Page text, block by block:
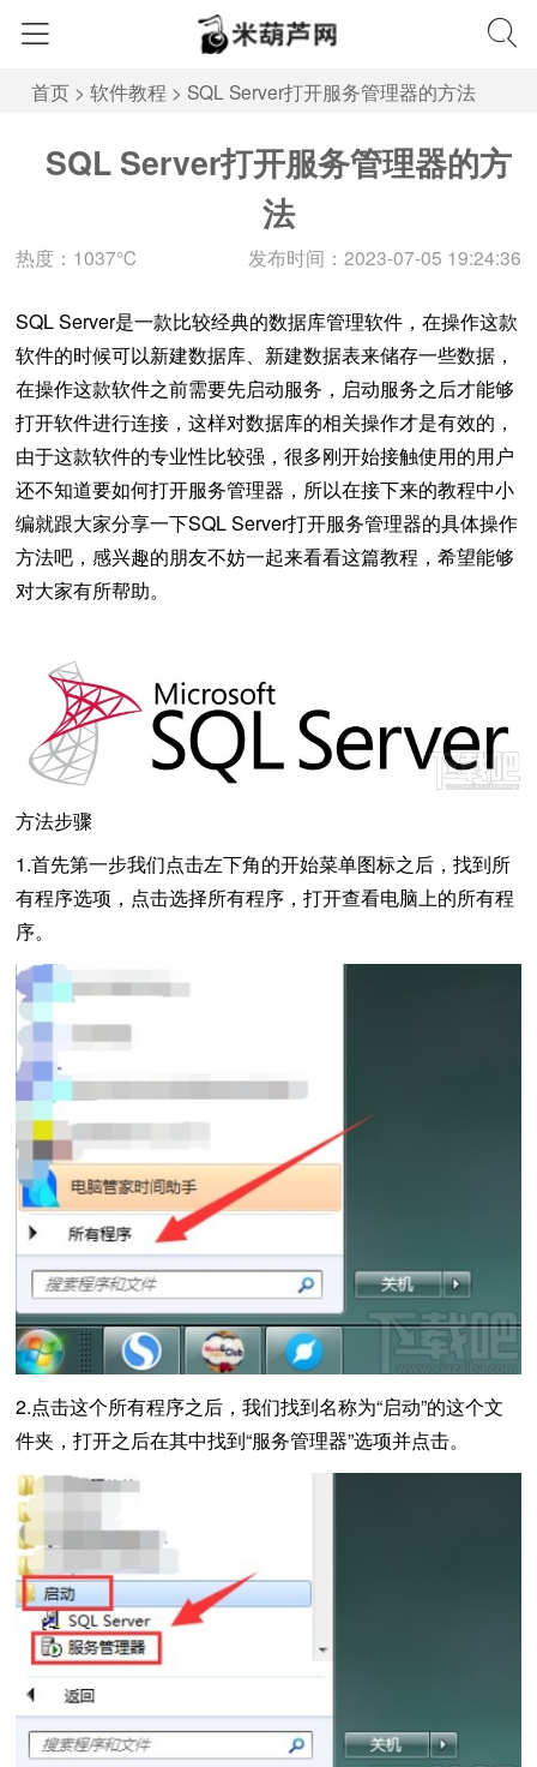
首页 > 软件教程 > SQL Server打开服务管理器的方法
SQL Server打开服务管理器的方
法
热度：1037℃ 发布时间：2023-07-05 19:24:36
SQL Server是一款比较经典的数据库管理软件，在操作这款
软件的时候可以新建数据库、新建数据表来储存一些数据，
在操作这款软件之前需要先启动服务，启动服务之后才能够
打开软件进行连接，这样对数据库的相关操作才是有效的，
由于这款软件的专业性比较强，很多刚开始接触使用的用户
还不知道要如何打开服务管理器，所以在接下来的教程中小
编就跟大家分享一下SQL Server打开服务管理器的具体操作
方法吧，感兴趣的朋友不妨一起来看看这篇教程，希望能够
对大家有所帮助。
方法步骤
1.首先第一步我们点击左下角的开始菜单图标之后，找到所
有程序选项，点击选择所有程序，打开查看电脑上的所有程
序。
2.点击这个所有程序之后，我们找到名称为“启动”的这个文
件夹，打开之后在其中找到“服务管理器”选项并点击。